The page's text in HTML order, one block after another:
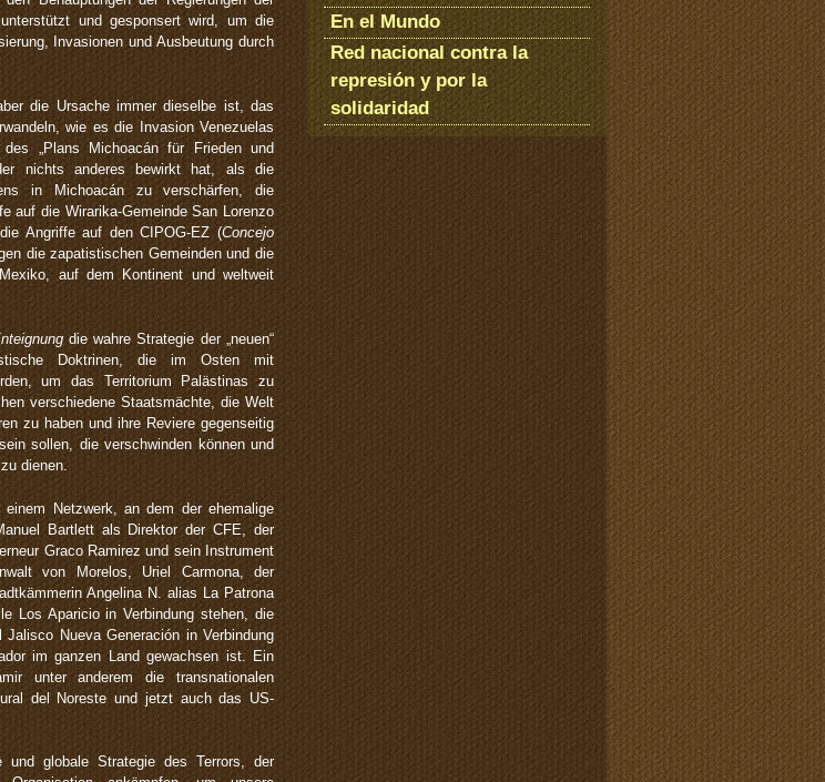
und gesponsert wird, um die
Invasionen und Ausbeutung durch
die Ursache immer dieselbe ist, das
wie es die Invasion Venezuelas
„Plans Michoacán für Frieden und
nichts anderes bewirkt hat, als die
in Michoacán zu verschärfen, die
auf die Wirarika-Gemeinde San Lorenzo
Angriffe auf den CIPOG-EZ (Concejo
die zapatistischen Gemeinden und die
auf dem Kontinent und weltweit
die wahre Strategie der „neuen“
Doktrinen, die im Osten mit
um das Territorium Palästinas zu
verschiedene Staatsmächte, die Welt
zu haben und ihre Reviere gegenseitig
sollen, die verschwinden können und
dienen.
Netzwerk, an dem der ehemalige
Bartlett als Direktor der CFE, der
Graco Ramirez und sein Instrument
von Morelos, Uriel Carmona, der
Angelina N. alias La Patrona
Los Aparicio in Verbindung stehen, die
Nueva Generación in Verbindung
im ganzen Land gewachsen ist. Ein
unter anderem die transnationalen
del Noreste und jetzt auch das US-
globale Strategie des Terrors, der
En el Mundo
Red nacional contra la
represión y por la
solidaridad